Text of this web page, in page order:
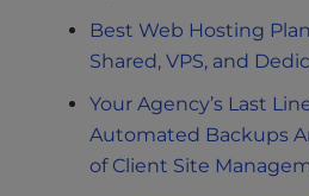
Best Web Hosting
Shared, VPS, and
Your Agency’s Last
Automated Backups
of Client Site